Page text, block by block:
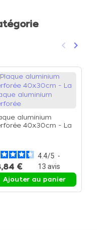
Précédent
keyboard_arrow_left keyboard_arrow_right
aluminium
40x30cm - La
4.4/5 -
13 avis
€
Ajouter au panier